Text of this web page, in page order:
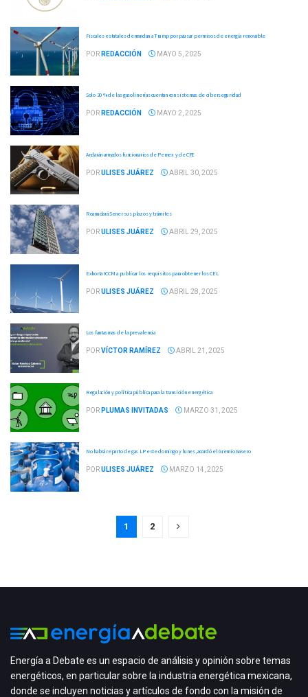
Fiscales estatales demandan a Trump por pausar permisos de energía renovable
POR REDACCIÓN MAYO 5, 2025
Solo 30 % de las gasolinerías cuentan con sistemas de ciberseguridad
POR REDACCIÓN MAYO 2, 2025
Andarán armados funcionarios de Pemex y de CFE
PORULISES JUÁREZ ABRIL 30, 2025
Reanudará Sener sus plazos y trámites
PORULISES JUÁREZ ABRIL 29, 2025
Exhorta ICCM a publicar los requisitos para obtener los CEL
PORULISES JUÁREZ ABRIL 28, 2025
Los fantasmas de la prevalencia
PORVÍCTOR RAMÍREZ ABRIL 21, 2025
Regulación y política pública para la transición energética
POR PLUMAS INVITADAS MARZO 31, 2025
No habrá reparto de gas LP este domingo y lunes, acordó el Gremio Gasero
PORULISES JUÁREZ MARZO 14, 2025
1 2
Energía a Debate es un espacio de análisis y opinión sobre temas
energéticos, en particular sobre la industria energética mexicana,
donde se incluyen noticias y artículos de fondo con la misión de